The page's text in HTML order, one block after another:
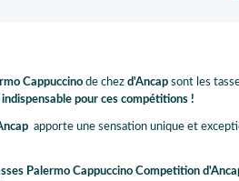
Cappuccino de chez d'Ancap sont les
pour ces compétitions !
apporte une sensation unique et
Palermo Cappuccino Competition